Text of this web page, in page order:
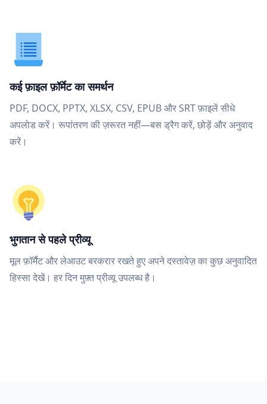
कई फ़ाइल फ़ॉर्मेट का समर्थन
PDF, DOCX, PPTX, XLSX, CSV, EPUB और SRT फ़ाइलें सीधे
अपलोड करें। रूपांतरण की ज़रूरत नहीं—बस ड्रैग करें, छोड़ें और अनुवाद
करें।
भुगतान से पहले प्रीव्यू
मूल फ़ॉर्मैट और लेआउट बरकरार रखते हुए अपने दस्तावेज़ का कुछ अनुवादित
हिस्सा देखें। हर दिन मुफ़्त प्रीव्यू उपलब्ध है।